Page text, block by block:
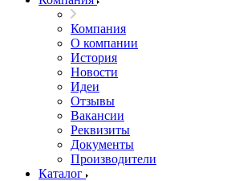
Компания
О компании
История
Новости
Идеи
Отзывы
Вакансии
Реквизиты
Документы
Производители
Каталог